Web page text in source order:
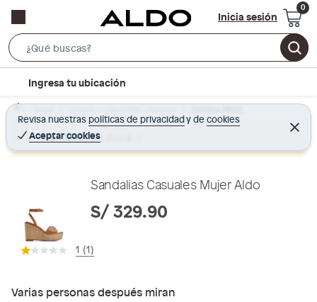
Inicia sesión
e
r
c
B
r
c
t
n
Ingresa tu ubicación
Revisa nuestras políticas de privacidadyde cookies
Aceptar cookies
C
e
r
Home Calzado y zapatillas - Zapatos Zapatos Mujer
Producto sin stock :(
Sandalias Casuales Mujer Aldo
S/ 329.90
1 (1)
Varias personas después miran